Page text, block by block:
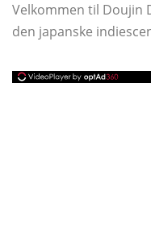
Velkommen til Doujin
den japanske